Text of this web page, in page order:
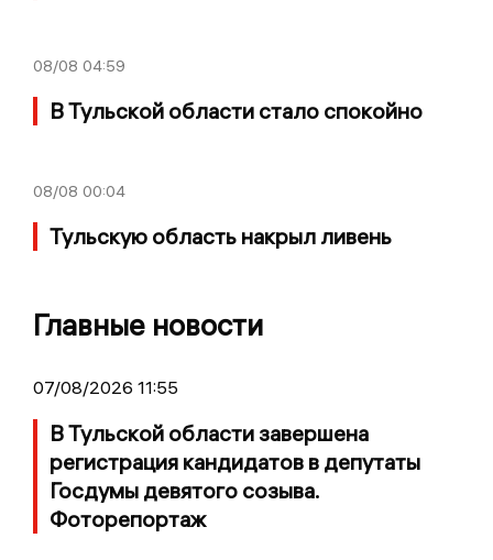
08/08 04:59
В Тульской области стало спокойно
08/08 00:04
Тульскую область накрыл ливень
Главные новости
07/08/2026 11:55
В Тульской области завершена
регистрация кандидатов в депутаты
Госдумы девятого созыва.
Фоторепортаж